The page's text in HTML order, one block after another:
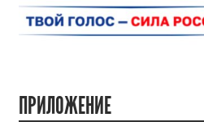
ПРИЛОЖЕНИЕ